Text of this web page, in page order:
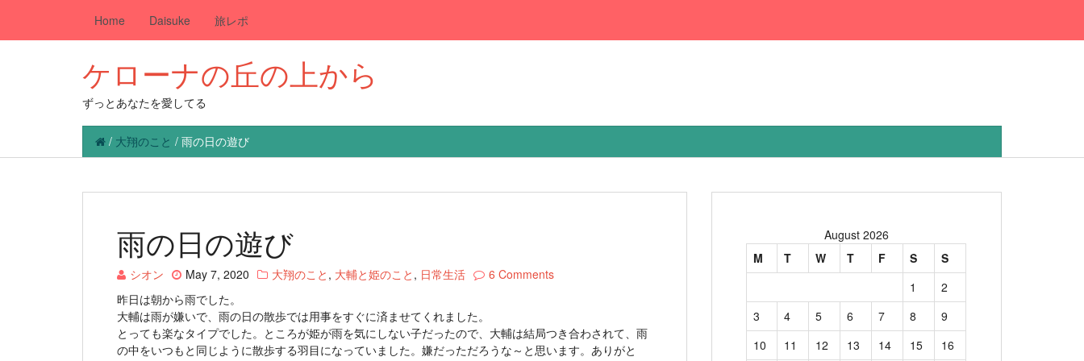
Home Daisuke 旅レポ
ケローナの丘の上から
ずっとあなたを愛してる
/ 大翔のこと / 雨の日の遊び
雨の日の遊び
シオン May 7, 2020 大翔のこと , 大輔と姫のこと , 日常生活
6 Comments
昨日は朝から雨でした。
大輔は雨が嫌いで、雨の日の散歩では用事をすぐに済ませてくれました。
とっても楽なタイプでした。ところが姫が雨を気にしない子だったので、大輔は結局つき合わされて、雨
の中をいつもと同じように散歩する羽目になっていました。嫌だっただろうな～と思います。ありがと
August 2026
M
T W T F S
S
1
2
3
4 5 6 7 8
9
10
11 12 13 14 15 16